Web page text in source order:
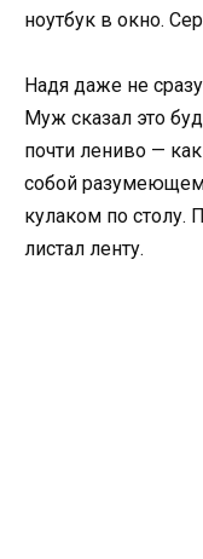
ноутбук в окно.
Надя даже не
Муж сказал это
почти лениво —
собой
кулаком по столу.
листал ленту.